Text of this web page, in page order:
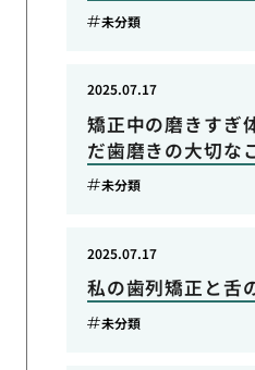
未分類
矯正中の磨きすぎ
だ歯磨きの大切な
2025.07.17
未分類
私の歯列矯正と舌
2025.07.17
未分類